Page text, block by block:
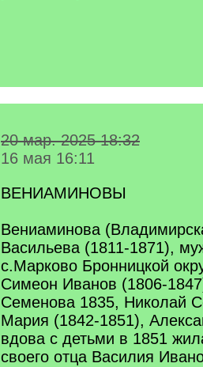
20 мар. 2025 18:32
16 мая 16:11
ВЕНИАМИНОВЫ
Вениаминова
Васильева (1811-1871),
с.Марково Бронницкой
Симеон Иванов (1806-
Семенова 1835, Николай
Мария (1842-1851),
вдова с детьми в 1851
своего отца Василия